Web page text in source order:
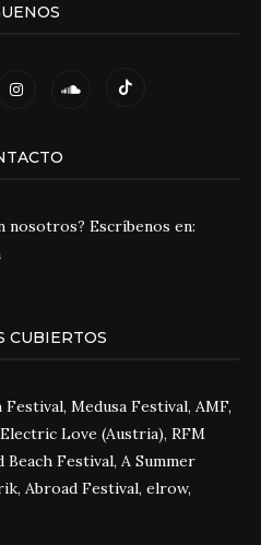
nosotros? Escríbenos en:
CUBIERTOS
Medusa Festival, AMF,
Love (Austria), RFM
Festival, A Summer
Abroad Festival, elrow,